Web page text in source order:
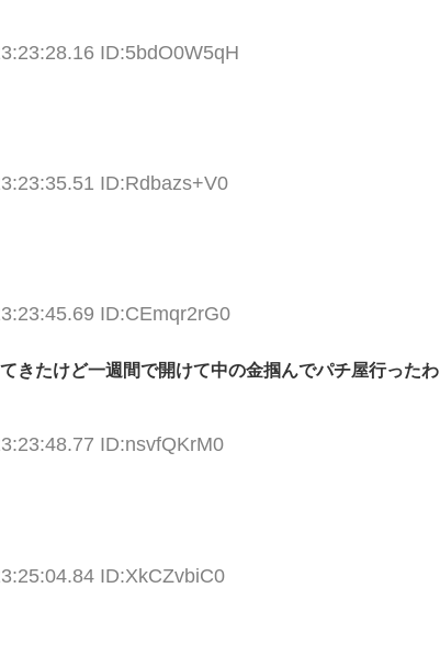
ID:5bdO0W5qH
ID:Rdbazs+V0
ID:CEmqr2rG0
きたけど一週間で開けて中の金掴んでパチ屋行ったわ
ID:nsvfQKrM0
ID:XkCZvbiC0